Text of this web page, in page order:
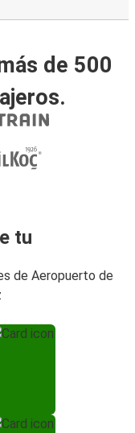
de 500
tu
de Aeropuerto de